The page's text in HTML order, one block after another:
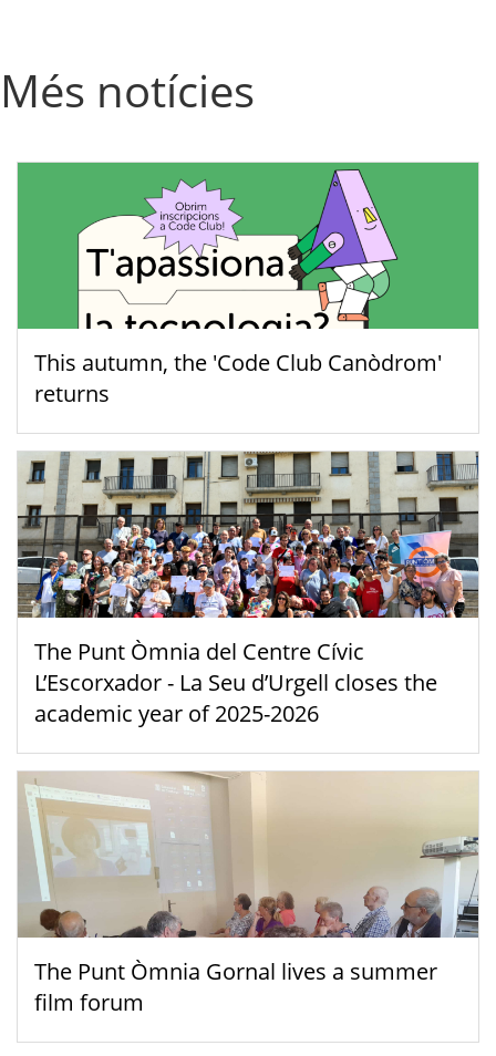
Més notícies
This autumn, the 'Code Club Canòdrom'
returns
The Punt Òmnia del Centre Cívic
L’Escorxador - La Seu d’Urgell closes the
academic year of 2025-2026
The Punt Òmnia Gornal lives a summer
film forum